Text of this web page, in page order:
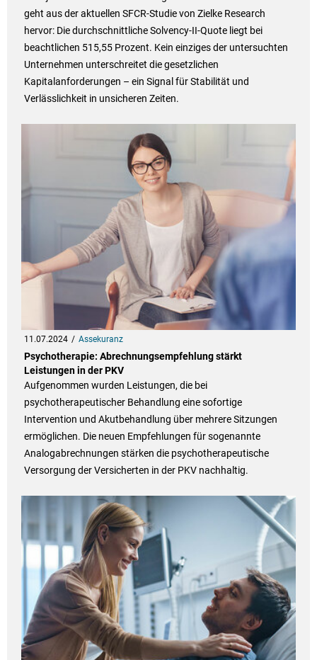
geht aus der aktuellen SFCR-Studie von Zielke Research
hervor: Die durchschnittliche Solvency-II-Quote liegt bei
beachtlichen 515,55 Prozent. Kein einziges der untersuchten
Unternehmen unterschreitet die gesetzlichen
Kapitalanforderungen – ein Signal für Stabilität und
Verlässlichkeit in unsicheren Zeiten.
11.07.2024 Assekuranz
Psychotherapie: Abrechnungsempfehlung stärkt
Leistungen in der PKV
Aufgenommen wurden Leistungen, die bei
psychotherapeutischer Behandlung eine sofortige
Intervention und Akutbehandlung über mehrere Sitzungen
ermöglichen. Die neuen Empfehlungen für sogenannte
Analogabrechnungen stärken die psychotherapeutische
Versorgung der Versicherten in der PKV nachhaltig.